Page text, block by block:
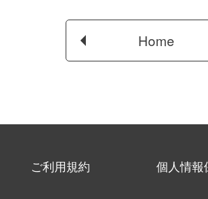
Home
ご利用規約 個人情報